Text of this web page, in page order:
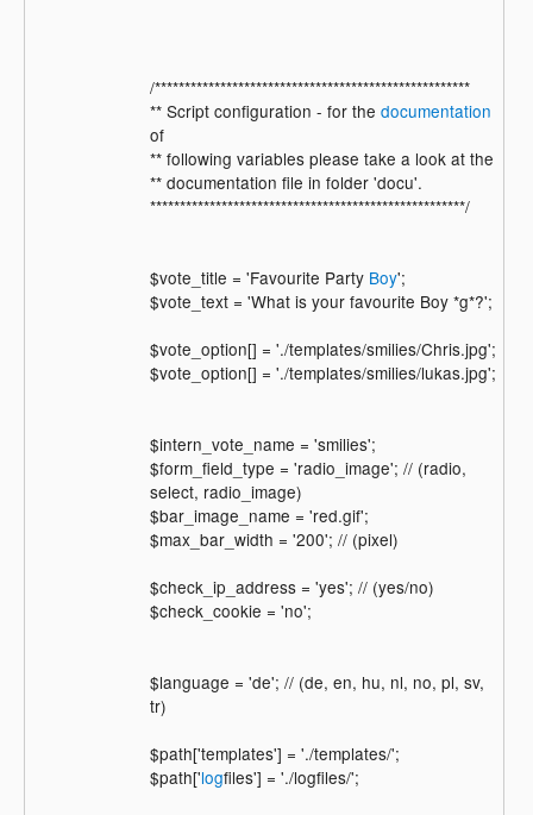
/*****************************************************
** Script configuration - for the documentation
of
** following variables please take a look at the
** documentation file in folder 'docu'.
*****************************************************/
$vote_title = 'Favourite Party Boy';
$vote_text = 'What is your favourite Boy *g*?';
$vote_option[] = './templates/smilies/Chris.jpg';
$vote_option[] = './templates/smilies/lukas.jpg';
$intern_vote_name = 'smilies';
$form_field_type = 'radio_image'; // (radio,
select, radio_image)
$bar_image_name = 'red.gif';
$max_bar_width = '200'; // (pixel)
$check_ip_address = 'yes'; // (yes/no)
$check_cookie = 'no';
$language = 'de'; // (de, en, hu, nl, no, pl, sv,
tr)
$path['templates'] = './templates/';
$path['logfiles'] = './logfiles/';